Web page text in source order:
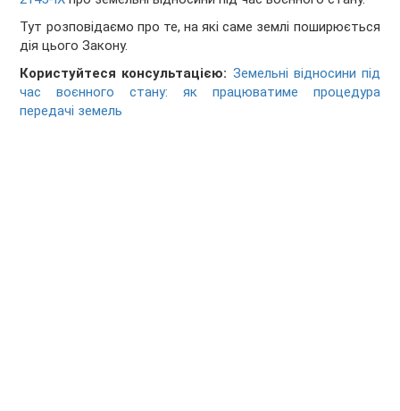
Тут розповідаємо про те, на які саме землі поширюється
дія цього Закону.
Користуйтеся консультацією: Земельні відносини під
час воєнного стану: як працюватиме процедура
передачі земель